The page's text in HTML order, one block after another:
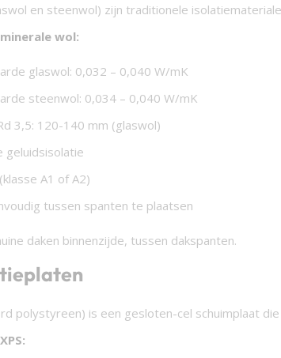
en steenwol) zijn traditionele
wol:
glaswol: 0,032 – 0,040 W/mK
steenwol: 0,034 – 0,040 W/mK
3,5: 120-140 mm (glaswol)
geluidsisolatie
A1 of A2)
tussen spanten te plaatsen
daken binnenzijde, tussen dakspanten.
polystyreen) is een gesloten-cel schuimplaat